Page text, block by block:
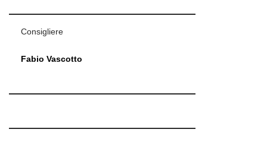
Consigliere
Fabio Vascotto